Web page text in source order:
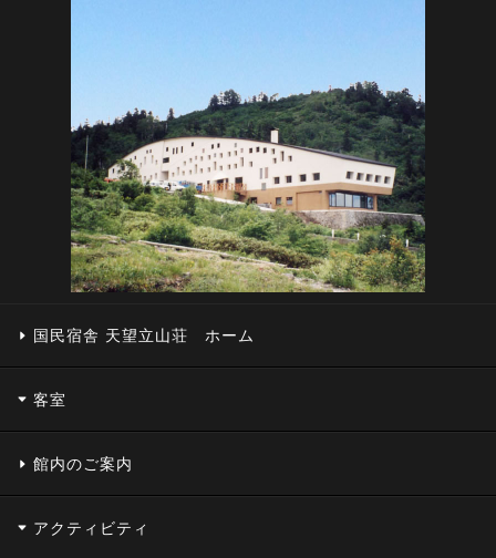
国民宿舎 天望立山荘 ホーム
客室
館内のご案内
アクティビティ